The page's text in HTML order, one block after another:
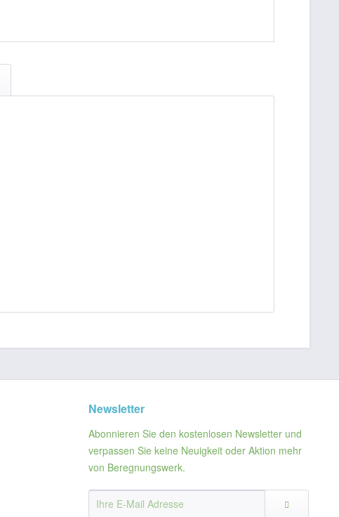
Newsletter
Abonnieren Sie den kostenlosen Newsletter und
verpassen Sie keine Neuigkeit oder Aktion mehr
von Beregnungswerk.